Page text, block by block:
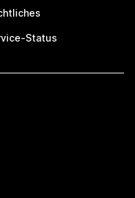
Status